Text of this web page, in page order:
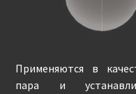
Применяются в
пара и